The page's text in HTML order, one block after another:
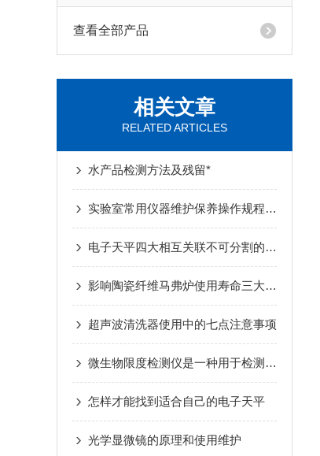
查看全部产品
相关文章
RELATED ARTICLES
水产品检测方法及残留*
实验室常用仪器维护保养操作规程（十二）
电子天平四大相互关联不可分割的特性
影响陶瓷纤维马弗炉使用寿命三大致命细节
超声波清洗器使用中的七点注意事项
微生物限度检测仪是一种用于检测产品中微生物污染水平的设备
怎样才能找到适合自己的电子天平
光学显微镜的原理和使用维护